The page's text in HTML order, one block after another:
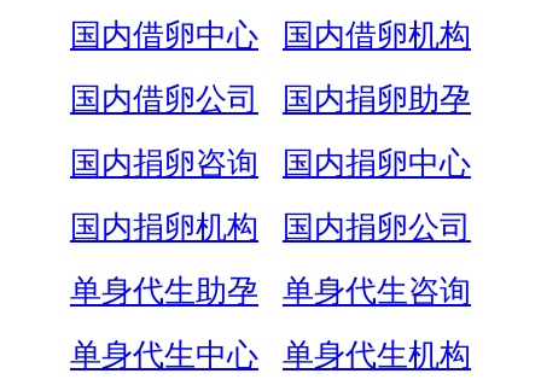
国内借卵中心
国内借卵机构
国内借卵公司
国内捐卵助孕
国内捐卵咨询
国内捐卵中心
国内捐卵机构
国内捐卵公司
单身代生助孕
单身代生咨询
单身代生中心
单身代生机构